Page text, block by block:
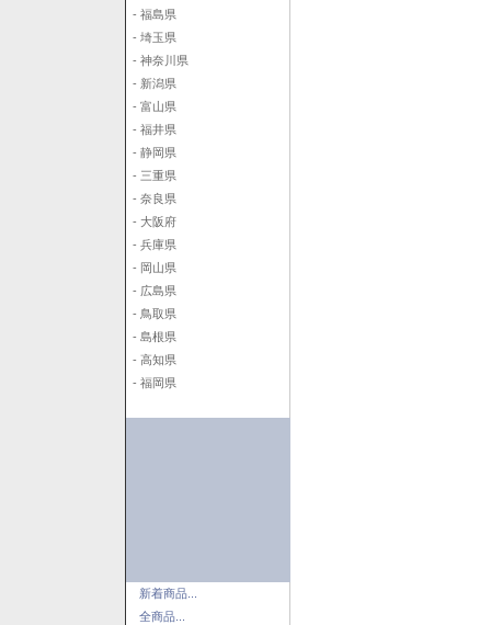
- 福島県
- 埼玉県
- 神奈川県
- 新潟県
- 富山県
- 福井県
- 静岡県
- 三重県
- 奈良県
- 大阪府
- 兵庫県
- 岡山県
- 広島県
- 鳥取県
- 島根県
- 高知県
- 福岡県
新着商品...
全商品...